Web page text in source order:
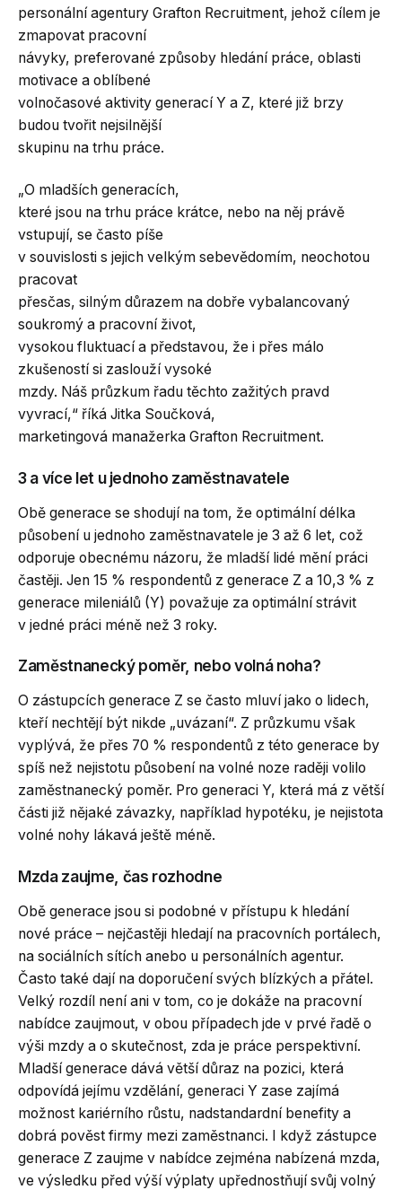
personální agentury Grafton Recruitment, jehož cílem je
zmapovat pracovní
návyky, preferované způsoby hledání práce, oblasti
motivace a oblíbené
volnočasové aktivity generací Y a Z, které již brzy
budou tvořit nejsilnější
skupinu na trhu práce.
„O mladších generacích,
které jsou na trhu práce krátce, nebo na něj právě
vstupují, se často píše
v souvislosti s jejich velkým sebevědomím, neochotou
pracovat
přesčas, silným důrazem na dobře vybalancovaný
soukromý a pracovní život,
vysokou fluktuací a představou, že i přes málo
zkušeností si zaslouží vysoké
mzdy. Náš průzkum řadu těchto zažitých pravd
vyvrací,“ říká Jitka Součková,
marketingová manažerka Grafton Recruitment.
3 a více let u jednoho zaměstnavatele
Obě generace se shodují na tom, že optimální délka
působení u jednoho zaměstnavatele je 3 až 6 let, což
odporuje obecnému názoru, že mladší lidé mění práci
častěji. Jen 15 % respondentů z generace Z a 10,3 % z
generace mileniálů (Y) považuje za optimální strávit
v jedné práci méně než 3 roky.
Zaměstnanecký poměr, nebo volná noha?
O zástupcích generace Z se často mluví jako o lidech,
kteří nechtějí být nikde „uvázaní“. Z průzkumu však
vyplývá, že přes 70 % respondentů z této generace by
spíš než nejistotu působení na volné noze raději volilo
zaměstnanecký poměr. Pro generaci Y, která má z větší
části již nějaké závazky, například hypotéku, je nejistota
volné nohy lákavá ještě méně.
Mzda zaujme, čas rozhodne
Obě generace jsou si podobné v přístupu k hledání
nové práce – nejčastěji hledají na pracovních portálech,
na sociálních sítích anebo u personálních agentur.
Často také dají na doporučení svých blízkých a přátel.
Velký rozdíl není ani v tom, co je dokáže na pracovní
nabídce zaujmout, v obou případech jde v prvé řadě o
výši mzdy a o skutečnost, zda je práce perspektivní.
Mladší generace dává větší důraz na pozici, která
odpovídá jejímu vzdělání, generaci Y zase zajímá
možnost kariérního růstu, nadstandardní benefity a
dobrá pověst firmy mezi zaměstnanci. I když zástupce
generace Z zaujme v nabídce zejména nabízená mzda,
ve výsledku před výší výplaty upřednostňují svůj volný